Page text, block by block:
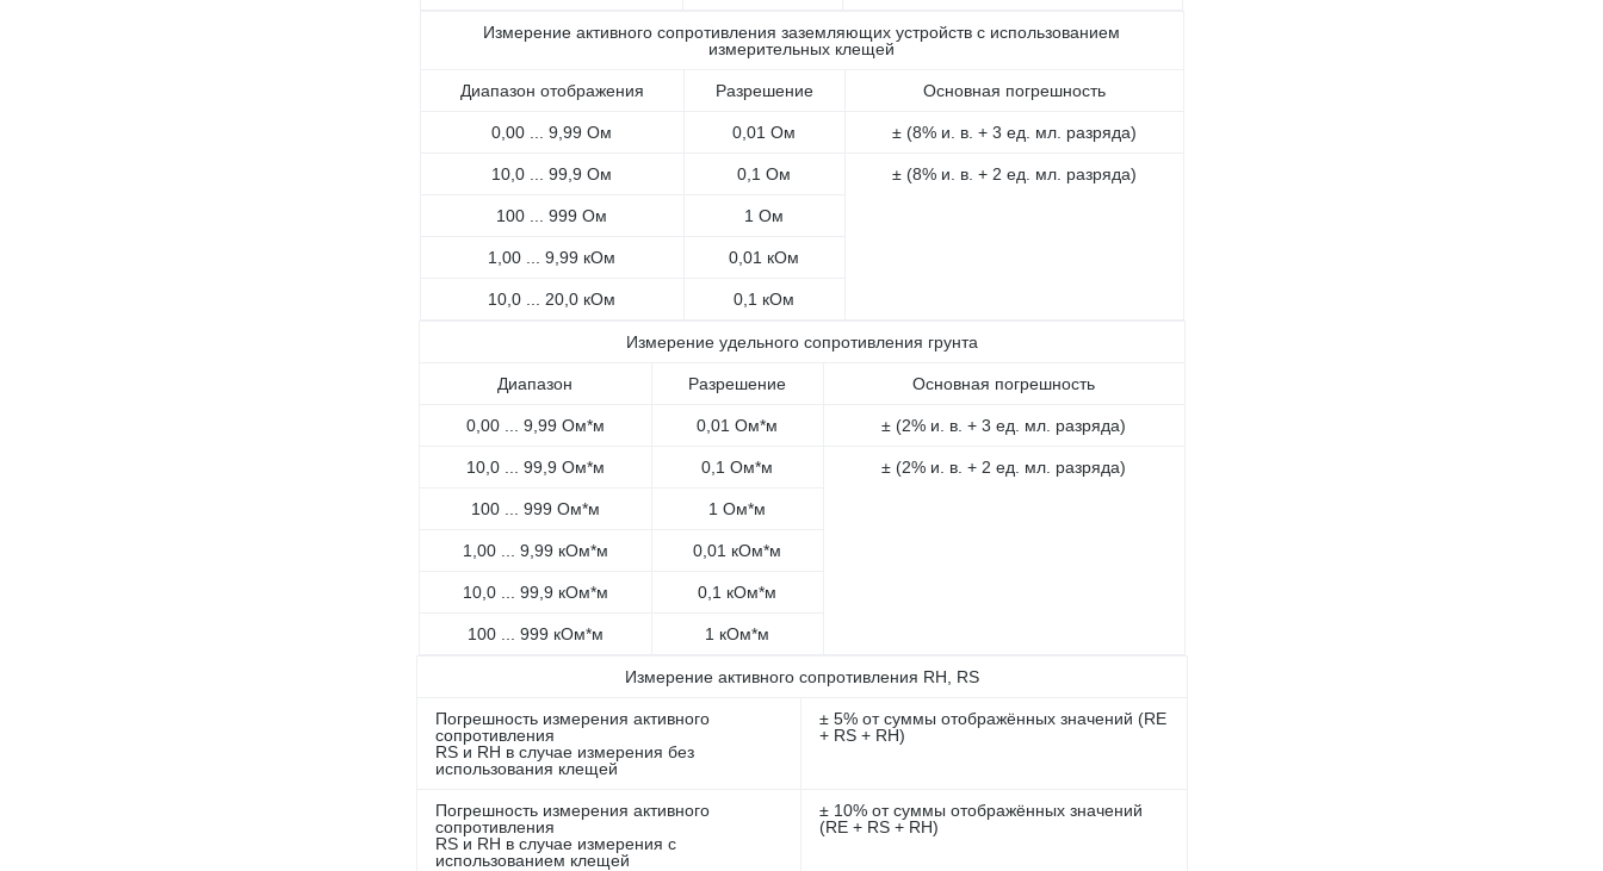
Измерение активного сопротивления заземляющих устройств с использованием
измерительных клещей
Диапазон отображения Разрешение Основная погрешность
0,00 ... 9,99 Ом 0,01 Ом ± (8% и. в. + 3 ед. мл. разряда)
10,0 ... 99,9 Ом 0,1 Ом ± (8% и. в. + 2 ед. мл. разряда)
100 ... 999 Ом 1 Ом
1,00 ... 9,99 кОм 0,01 кОм
10,0 ... 20,0 кОм 0,1 кОм
Измерение удельного сопротивления грунта
Диапазон Разрешение Основная погрешность
0,00 ... 9,99 Ом*м 0,01 Ом*м ± (2% и. в. + 3 ед. мл. разряда)
10,0 ... 99,9 Ом*м 0,1 Ом*м ± (2% и. в. + 2 ед. мл. разряда)
100 ... 999 Ом*м 1 Ом*м
1,00 ... 9,99 кОм*м 0,01 кОм*м
10,0 ... 99,9 кОм*м 0,1 кОм*м
100 ... 999 кОм*м 1 кОм*м
Измерение активного сопротивления RH, RS
Погрешность измерения активного
сопротивления
RS и RH в случае измерения без
использования клещей
± 5% от суммы отображённых значений (RE
+ RS + RH)
Погрешность измерения активного
сопротивления
RS и RH в случае измерения с
использованием клещей
± 10% от суммы отображённых значений
(RE + RS + RH)